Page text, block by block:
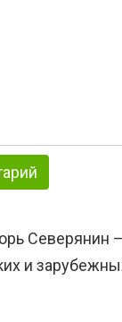
и